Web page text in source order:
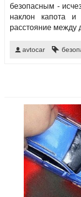
безопасным -
наклон капота и
расстояние между
avtocar